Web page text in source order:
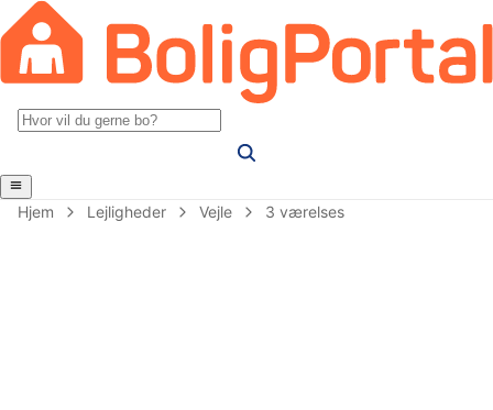
Hjem Lejligheder Vejle 3 værelses